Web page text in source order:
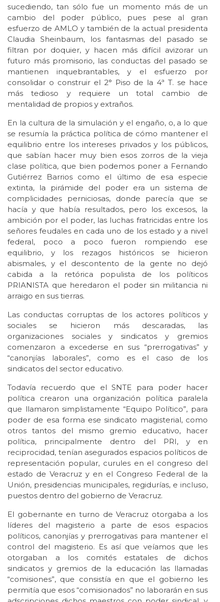
sucediendo, tan sólo fue un momento más de un
cambio del poder público, pues pese al gran
esfuerzo de AMLO y también de la actual presidenta
Claudia Sheinbaum, los fantasmas del pasado se
filtran por doquier, y hacen más difícil avizorar un
futuro más promisorio, las conductas del pasado se
mantienen inquebrantables, y el esfuerzo por
consolidar o construir el 2° Piso de la 4ª T. se hace
más tedioso y requiere un total cambio de
mentalidad de propios y extraños.
En la cultura de la simulación y el engaño, o, a lo que
se resumía la práctica política de cómo mantener el
equilibrio entre los intereses privados y los públicos,
que sabían hacer muy bien esos zorros de la vieja
clase política, que bien podemos poner a Fernando
Gutiérrez Barrios como el último de esa especie
extinta, la pirámide del poder era un sistema de
complicidades perniciosas, donde parecía que se
hacía y que había resultados, pero los excesos, la
ambición por el poder, las luchas fratricidas entre los
señores feudales en cada uno de los estado y a nivel
federal, poco a poco fueron rompiendo ese
equilibrio, y los rezagos históricos se hicieron
abismales, y el descontento de la gente no dejó
cabida a la retórica populista de los políticos
PRIANISTA que heredaron el poder sin militancia ni
arraigo en sus tierras.
Las conductas corruptas de los actores políticos y
sociales se hicieron más descaradas, las
organizaciones sociales y sindicatos y gremios
comenzaron a excederse en sus “prerrogativas” y
“canonjías laborales”, como es el caso de los
sindicatos del sector educativo.
Todavía recuerdo que el SNTE para poder hacer
política crearon una organización política paralela
que llamaron simplistamente “Equipo Político”, para
poder de esa forma ese sindicato magisterial, como
otros tantos del mismo gremio educativo, hacer
política, principalmente dentro del PRI, y en
reciprocidad, tenían asegurados espacios políticos de
representación popular, curules en el congreso del
estado de Veracruz y en el Congreso Federal de la
Unión, presidencias municipales, regidurías, e incluso,
puestos dentro del gobierno de Veracruz.
El gobernante en turno de Veracruz otorgaba a los
líderes del magisterio a parte de esos espacios
políticos, canonjías y prerrogativas para mantener el
control del magisterio. Es así que veíamos que les
otorgaban a los comités estatales de dichos
sindicatos y gremios de la educación las llamadas
“comisiones”, que consistía en que el gobierno les
permitía que esos “comisionados” no laborarán en sus